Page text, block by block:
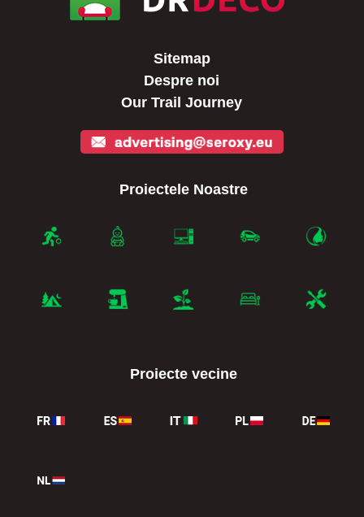
Sitemap
Despre noi
Our Trail Journey
Proiectele Noastre
Proiecte vecine